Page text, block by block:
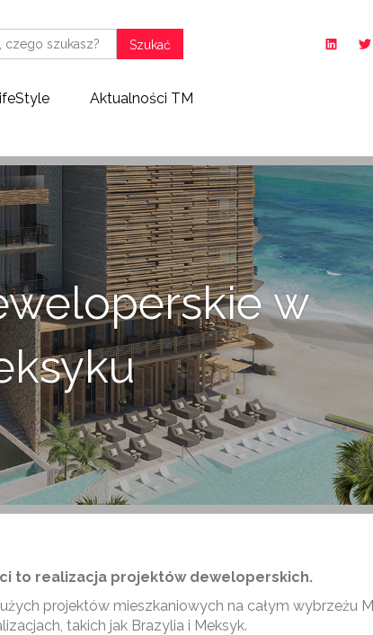
Szukać
Aktualności TM
w
to realizacja projektów deweloperskich.
projektów mieszkaniowych na całym wybrzeżu
takich jak Brazylia i Meksyk.